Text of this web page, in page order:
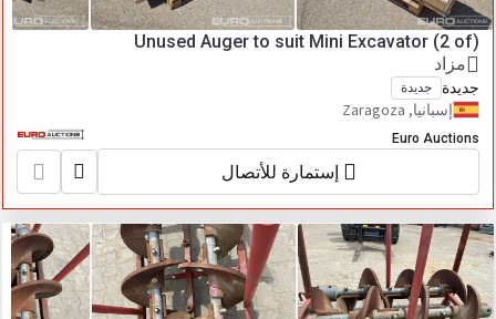
Unused Auger to suit Mini Excavator (2 of)
مزاد
جديدة جديدة
إسبانيا, Zaragoza
Euro Auctions
إستمارة للأتصال